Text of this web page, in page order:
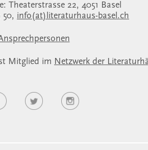
Theaterstrasse 22, 4051 Basel
50, info(at)literaturhaus-basel.ch
Mitglied im Netzwerk der